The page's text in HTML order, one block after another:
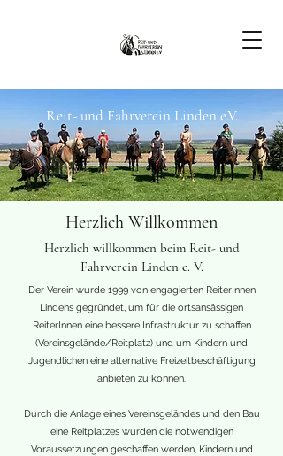
Reit- und Fahrverein Linden e.V.
Herzlich Willkommen
Herzlich willkommen beim Reit- und
Fahrverein Linden e. V.
Der Verein wurde 1999 von engagierten ReiterInnen
Lindens gegründet, um für die ortsansässigen
ReiterInnen eine bessere Infrastruktur zu schaffen
(Vereinsgelände/Reitplatz) und um Kindern und
Jugendlichen eine alternative Freizeitbeschäftigung
anbieten zu können.
Durch die Anlage eines Vereinsgeländes und den Bau
eine Reitplatzes wurden die notwendigen
Voraussetzungen geschaffen werden, Kindern und